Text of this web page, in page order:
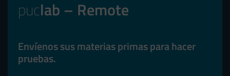
puclab – Remote
Envíenos sus materias primas para hacer
pruebas.